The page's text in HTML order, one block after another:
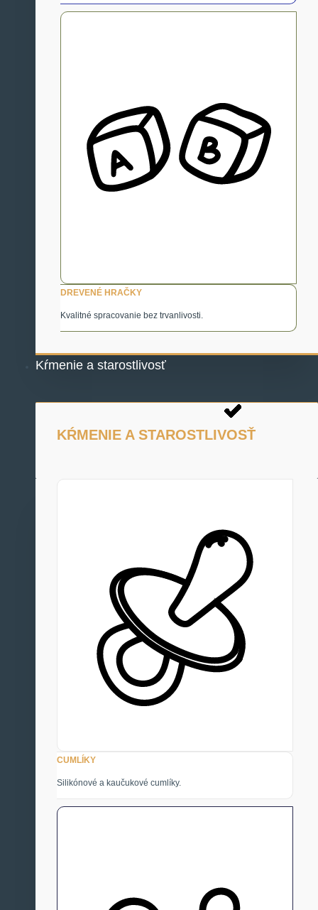
DREVENÉ HRAČKY
Kvalitné spracovanie bez trvanlivosti.
Kŕmenie a starostlivosť
KŔMENIE A STAROSTLIVOSŤ
CUMLÍKY
Silikónové a kaučukové cumlíky.